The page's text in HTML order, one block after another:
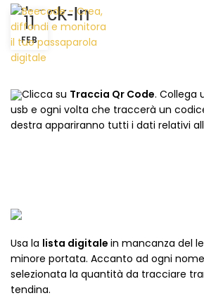
Check-In
11
FEB
Clicca su Traccia Qr Code. Collega
usb e ogni volta che traccerà un
destra appariranno tutti i dati relativi
Usa la lista digitale in mancanza del
minore portata. Accanto ad ogni
selezionata la quantità da tracciare
tendina.